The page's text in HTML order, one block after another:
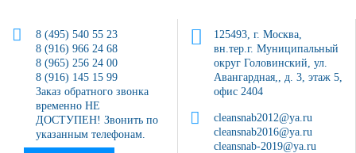
8 (495) 540 55 23
8 (916) 966 24 68
8 (965) 256 24 00
8 (916) 145 15 99
Заказ обратного звонка
временно НЕ
ДОСТУПЕН! Звонить по
указанным телефонам.
125493, г. Москва,
вн.тер.г. Муниципальный
округ Головинский, ул.
Авангардная,, д. 3, этаж 5,
офис 2404
cleansnab2012@ya.ru
cleansnab2016@ya.ru
cleansnab-2019@ya.ru